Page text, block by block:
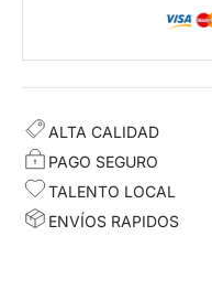
ALTA CALIDAD
PAGO SEGURO
TALENTO LOCAL
ENVÍOS RAPIDOS